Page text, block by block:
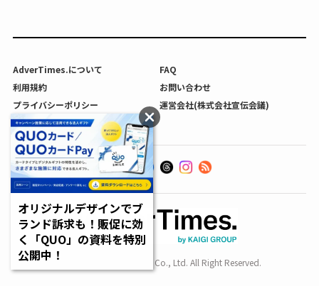
AdverTimes.について
FAQ
利用規約
お問い合わせ
プライバシーポリシー
運営会社(株式会社宣伝会議)
利用者情報の外部送信について
Copyright SENDENKAIGI Co., Ltd. All Right Reserved.
オリジナルデザインでブ
ランド訴求も！販促に効
く「QUO」の資料を特別
公開中！